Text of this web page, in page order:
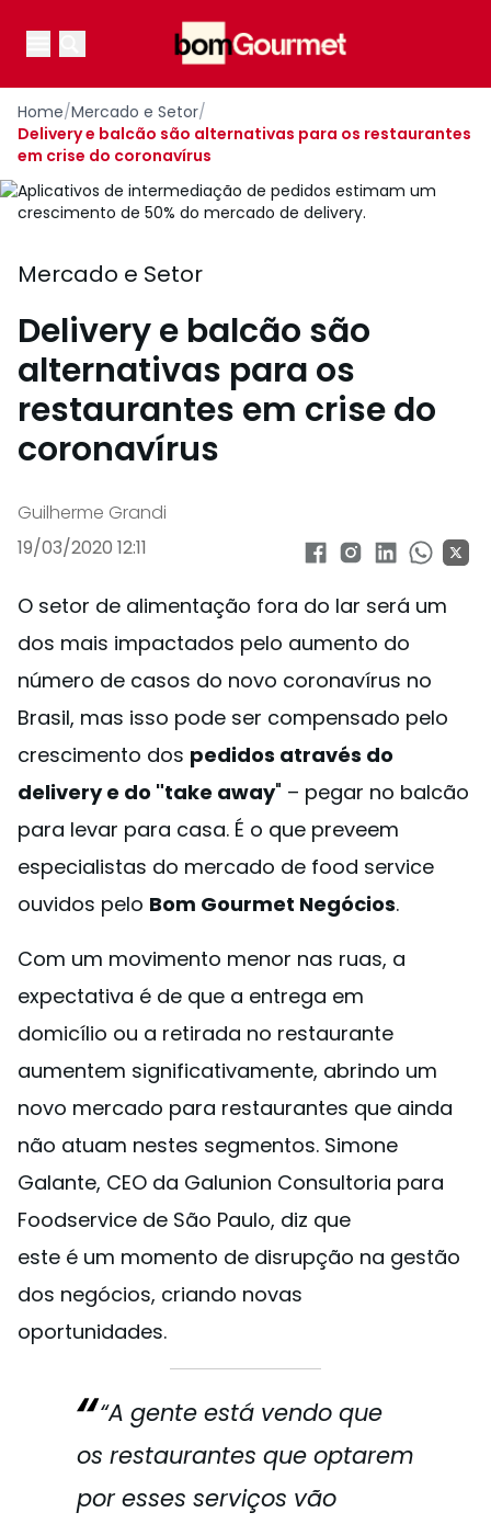
Open main menu
Open main menu
Home/Mercado e Setor/
Delivery e balcão são alternativas para os restaurantes
em crise do coronavírus
Aplicativos de intermediação de pedidos estimam um
crescimento de 50% do mercado de delivery.
Mercado e Setor
Delivery e balcão são
alternativas para os
restaurantes em crise do
coronavírus
Guilherme Grandi
19/03/2020 12:11
O setor de alimentação fora do lar será um
dos mais impactados pelo aumento do
número de casos do novo coronavírus no
Brasil, mas isso pode ser compensado pelo
crescimento dos pedidos através do
delivery e do "take away" – pegar no balcão
para levar para casa. É o que preveem
especialistas do mercado de food service
ouvidos pelo Bom Gourmet Negócios.
Com um movimento menor nas ruas, a
expectativa é de que a entrega em
domicílio ou a retirada no restaurante
aumentem significativamente, abrindo um
novo mercado para restaurantes que ainda
não atuam nestes segmentos. Simone
Galante, CEO da Galunion Consultoria para
Foodservice de São Paulo, diz que
este é um momento de disrupção na gestão
dos negócios, criando novas
oportunidades.
“A gente está vendo que
os restaurantes que optarem
por esses serviços vão